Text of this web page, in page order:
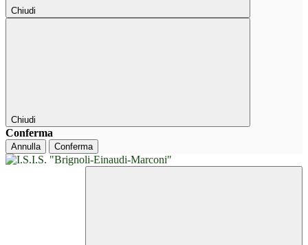
Chiudi
Chiudi
Conferma
Annulla Conferma